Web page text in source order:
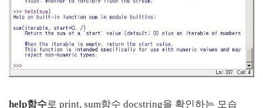
help함수로 print, sum함수 docstring을 확인하는 모습